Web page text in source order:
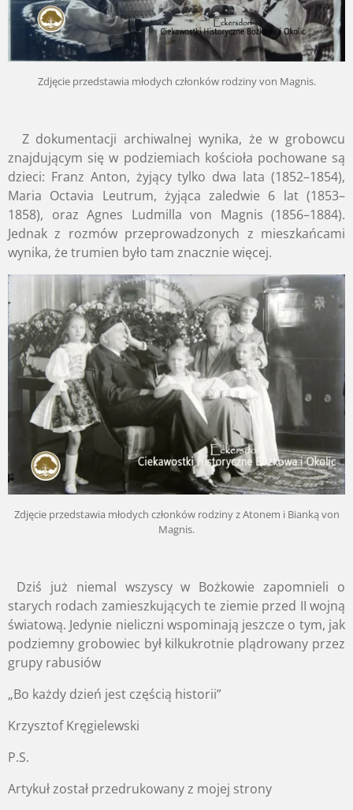
Zdjęcie przedstawia młodych członków rodziny von Magnis.
Z dokumentacji archiwalnej wynika, że w grobowcu
znajdującym się w podziemiach kościoła pochowane są
dzieci: Franz Anton, żyjący tylko dwa lata (1852–1854),
Maria Octavia Leutrum, żyjąca zaledwie 6 lat (1853–
1858), oraz Agnes Ludmilla von Magnis (1856–1884).
Jednak z rozmów przeprowadzonych z mieszkańcami
wynika, że trumien było tam znacznie więcej.
Zdjęcie przedstawia młodych członków rodziny z Atonem i Bianką von
Magnis.
Dziś już niemal wszyscy w Bożkowie zapomnieli o
starych rodach zamieszkujących te ziemie przed II wojną
światową. Jedynie nieliczni wspominają jeszcze o tym, jak
podziemny grobowiec był kilkukrotnie plądrowany przez
grupy rabusiów
„Bo każdy dzień jest częścią historii”
Krzysztof Kręgielewski
P.S.
Artykuł został przedrukowany z mojej strony